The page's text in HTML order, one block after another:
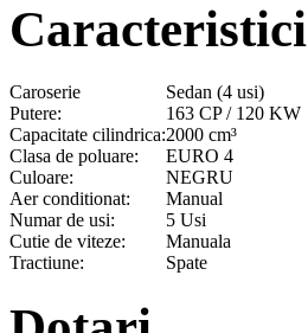
Caracteristici
Caroserie
Sedan (4 usi)
Putere:
163 CP / 120 KW
Capacitate cilindrica:2000 cm³
Clasa de poluare:
EURO 4
Culoare:
NEGRU
Aer conditionat:
Manual
Numar de usi:
5 Usi
Cutie de viteze:
Manuala
Tractiune:
Spate